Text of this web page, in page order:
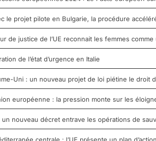
le projet pilote en Bulgarie, la procédure
de justice de l’UE reconnait les femmes
de l’état d’urgence en Italie
Uni : un nouveau projet de loi piétine le droit
européenne : la pression monte sur les
un nouveau décret entrave les opérations de